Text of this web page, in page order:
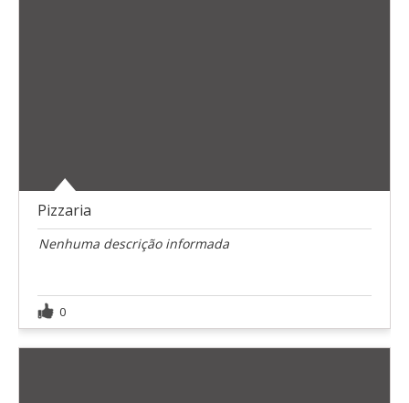
Pizzaria
Nenhuma descrição informada
0